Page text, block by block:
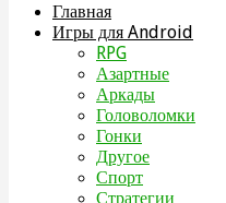
Главная
Игры для Android
RPG
Азартные
Аркады
Головоломки
Гонки
Другое
Спорт
Стратегии